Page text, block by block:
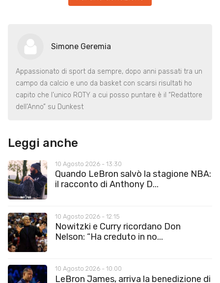
Simone Geremia
Appassionato di sport da sempre, dopo anni passati tra un
campo da calcio e uno da basket con scarsi risultati ho
capito che l’unico ROTY a cui posso puntare è il “Redattore
dell’Anno” su Dunkest
Leggi anche
10 Agosto 2026 - 13:30
Quando LeBron salvò la stagione NBA:
il racconto di Anthony D...
10 Agosto 2026 - 12:15
Nowitzki e Curry ricordano Don
Nelson: “Ha creduto in no...
10 Agosto 2026 - 10:00
LeBron James, arriva la benedizione di